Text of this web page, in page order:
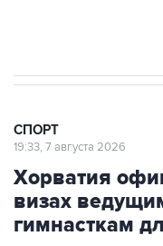
СПОРТ
19:33, 7 августа 2026
Хорватия
визах
гимнасткам